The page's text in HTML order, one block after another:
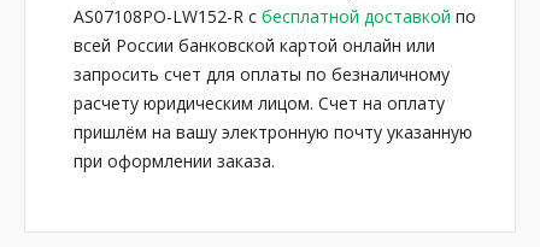
AS07108PO-LW152-R с бесплатной доставкой по
всей России банковской картой онлайн или
запросить счет для оплаты по безналичному
расчету юридическим лицом. Счет на оплату
пришлём на вашу электронную почту указанную
при оформлении заказа.